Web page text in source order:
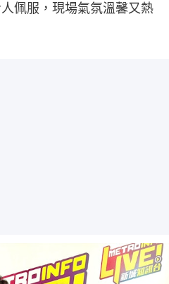
佩服，現場氣氛溫馨又熱